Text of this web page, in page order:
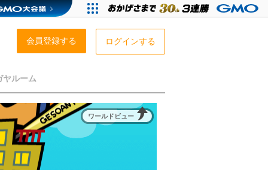
会員登録する ログインする
ヤルーム
ワールドビュー